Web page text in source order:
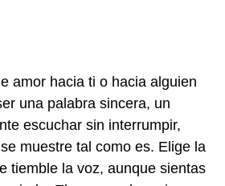
amor hacia ti o hacia alguien
una palabra sincera, un
escuchar sin interrumpir,
muestre tal como es. Elige la
tiemble la voz, aunque sientas